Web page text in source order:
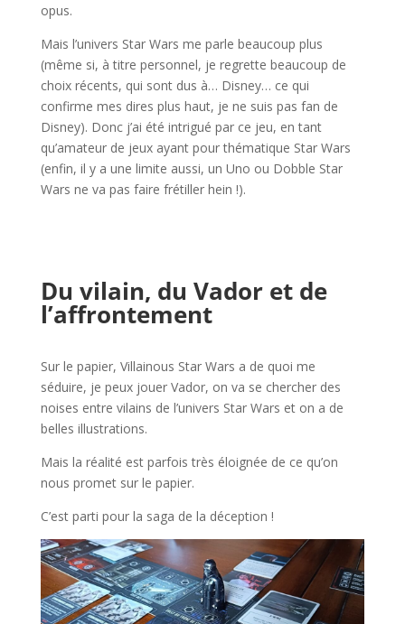
opus.
Mais l’univers Star Wars me parle beaucoup plus
(même si, à titre personnel, je regrette beaucoup de
choix récents, qui sont dus à… Disney… ce qui
confirme mes dires plus haut, je ne suis pas fan de
Disney). Donc j’ai été intrigué par ce jeu, en tant
qu’amateur de jeux ayant pour thématique Star Wars
(enfin, il y a une limite aussi, un Uno ou Dobble Star
Wars ne va pas faire frétiller hein !).
Du vilain, du Vador et de
l’affrontement
Sur le papier, Villainous Star Wars a de quoi me
séduire, je peux jouer Vador, on va se chercher des
noises entre vilains de l’univers Star Wars et on a de
belles illustrations.
Mais la réalité est parfois très éloignée de ce qu’on
nous promet sur le papier.
C’est parti pour la saga de la déception !